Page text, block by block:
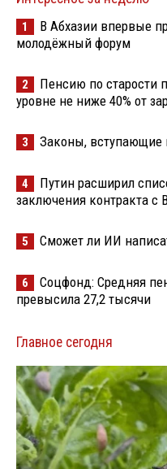
1
В Абхазии впервые
молодёжный форум
2
Пенсию по старости
уровне не ниже 40% от
3 Законы, вступающие
4
Путин расширил
заключения контракта с
5 Сможет ли ИИ
6
Соцфонд: Средняя
превысила 27,2 тысячи
Главное сегодня